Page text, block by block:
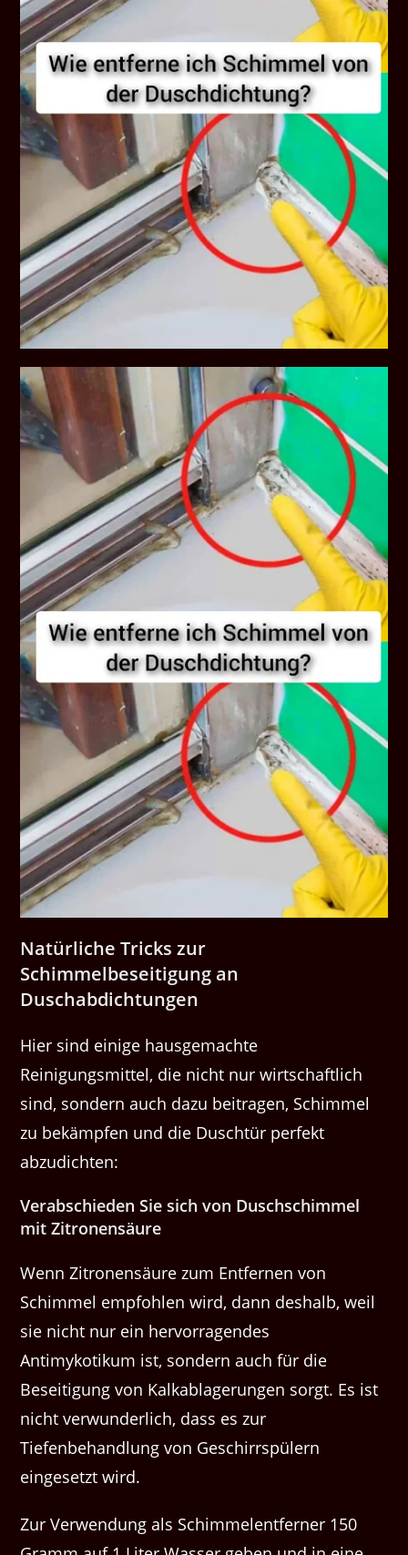
Natürliche Tricks zur
Schimmelbeseitigung an
Duschabdichtungen
Hier sind einige hausgemachte
Reinigungsmittel, die nicht nur wirtschaftlich
sind, sondern auch dazu beitragen, Schimmel
zu bekämpfen und die Duschtür perfekt
abzudichten:
Verabschieden Sie sich von Duschschimmel
mit Zitronensäure
Wenn Zitronensäure zum Entfernen von
Schimmel empfohlen wird, dann deshalb, weil
sie nicht nur ein hervorragendes
Antimykotikum ist, sondern auch für die
Beseitigung von Kalkablagerungen sorgt. Es ist
nicht verwunderlich, dass es zur
Tiefenbehandlung von Geschirrspülern
eingesetzt wird.
Zur Verwendung als Schimmelentferner 150